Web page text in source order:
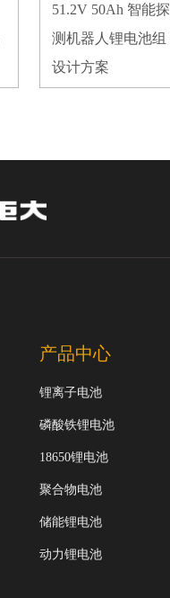
51.2V 50Ah 智能探
测机器人锂电池组
设计方案
产品中心
锂离子电池
磷酸铁锂电池
18650锂电池
聚合物电池
储能锂电池
动力锂电池